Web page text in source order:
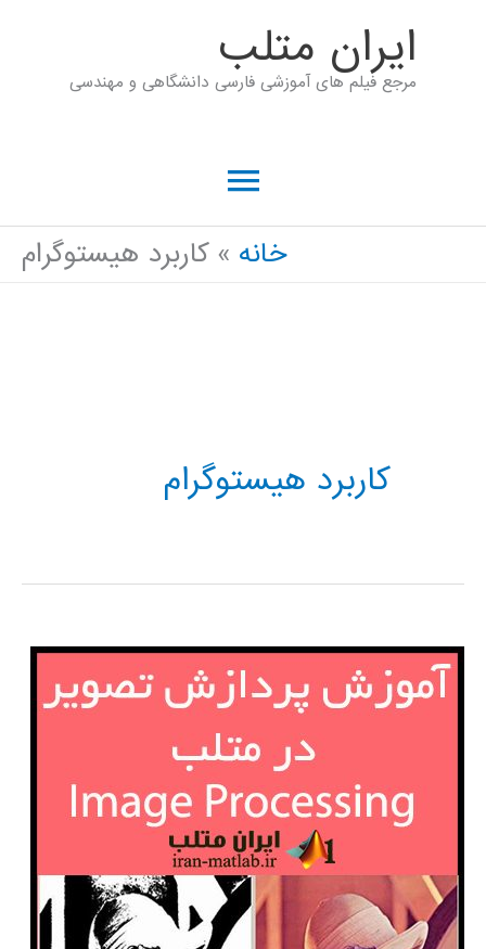
ايران متلب
مرجع فیلم های آموزشی فارسی دانشگاهی و مهندسی
فهرست
اصلی
خانه کاربرد هیستوگرام
کاربرد هیستوگرام